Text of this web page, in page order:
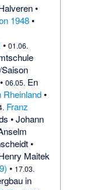
•
1948•
•01.06.
•06.05. En
Rheinland•
Franz
•Johann
•
Maitek
• 17.03.
in